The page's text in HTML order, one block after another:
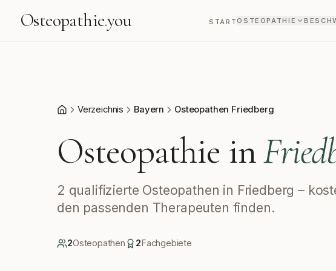
Osteopathie.you START OSTEOPATHIE
Start Verzeichnis Bayern Osteopathen Friedberg
Osteopathie in
2 qualifizierte Osteopathen in Friedberg –
den passenden Therapeuten finden.
2Osteopathen 2Fachgebiete